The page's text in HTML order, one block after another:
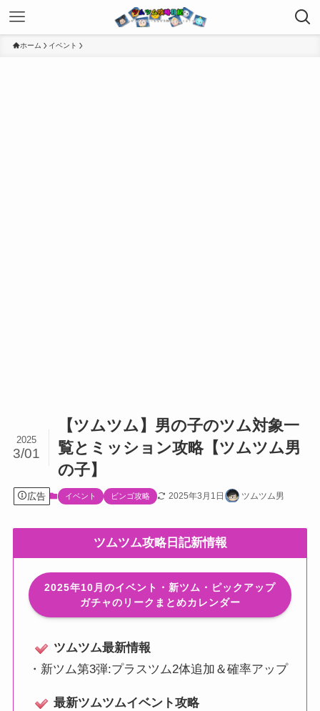
ホーム イベント
【ツムツム】男の子のツム対象一
覧とミッション攻略【ツムツム男
の子】
2025
3/01
広告 イベント ビンゴ攻略 2025年3月1日 ツムツム男
ツムツム攻略日記新情報
2025年10月のイベント・新ツム・ピックアップ
ガチャのリークまとめカレンダー
ツムツム最新情報
・ 新ツム第3弾:プラスツム2体追加＆確率アップ
最新ツムツムイベント攻略